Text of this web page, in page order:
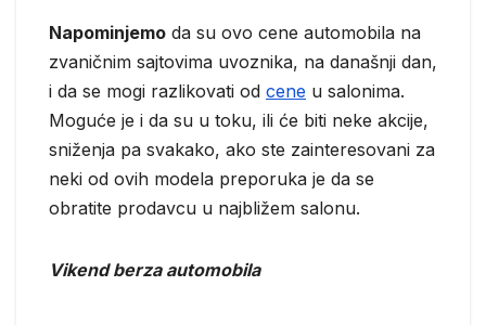
Napominjemo da su ovo cene automobila na
zvaničnim sajtovima uvoznika, na današnji dan,
i da se mogi razlikovati od cene u salonima.
Moguće je i da su u toku, ili će biti neke akcije,
sniženja pa svakako, ako ste zainteresovani za
neki od ovih modela preporuka je da se
obratite prodavcu u najbližem salonu.
Vikend berza automobila